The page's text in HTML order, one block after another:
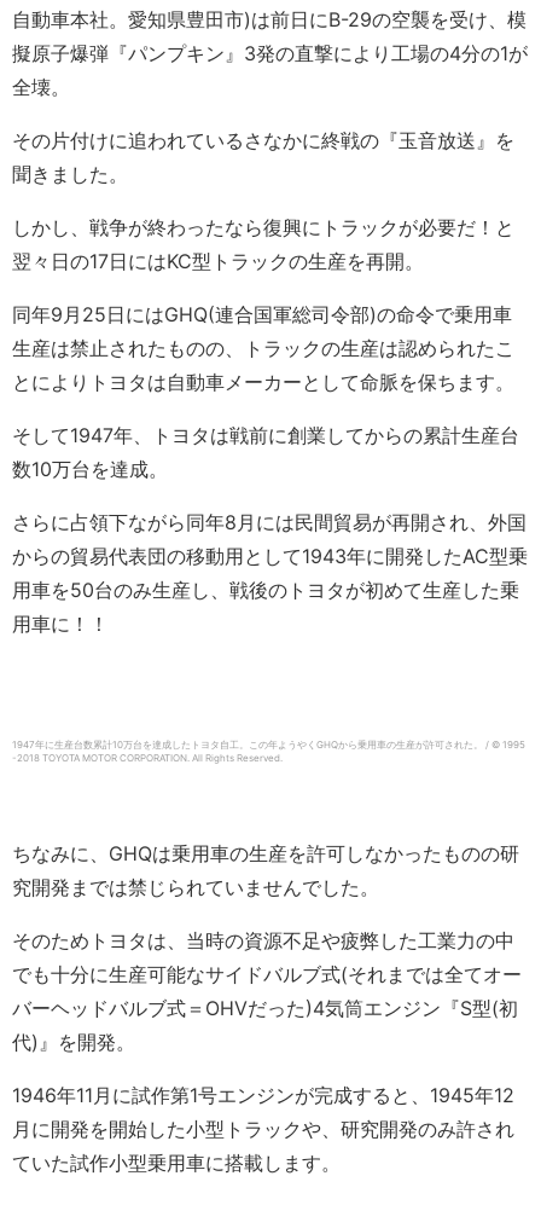
自動車本社。愛知県豊田市)は前日にB-29の空襲を受け、模
擬原子爆弾『パンプキン』3発の直撃により工場の4分の1が
全壊。
その片付けに追われているさなかに終戦の『玉音放送』を
聞きました。
しかし、戦争が終わったなら復興にトラックが必要だ！と
翌々日の17日にはKC型トラックの生産を再開。
同年9月25日にはGHQ(連合国軍総司令部)の命令で乗用車
生産は禁止されたものの、トラックの生産は認められたこ
とによりトヨタは自動車メーカーとして命脈を保ちます。
そして1947年、トヨタは戦前に創業してからの累計生産台
数10万台を達成。
さらに占領下ながら同年8月には民間貿易が再開され、外国
からの貿易代表団の移動用として1943年に開発したAC型乗
用車を50台のみ生産し、戦後のトヨタが初めて生産した乗
用車に！！
1947年に生産台数累計10万台を達成したトヨタ自工。この年ようやくGHQから乗用車の生産が許可された。 / © 1995
-2018 TOYOTA MOTOR CORPORATION. All Rights Reserved.
ちなみに、GHQは乗用車の生産を許可しなかったものの研
究開発までは禁じられていませんでした。
そのためトヨタは、当時の資源不足や疲弊した工業力の中
でも十分に生産可能なサイドバルブ式(それまでは全てオー
バーヘッドバルブ式＝OHVだった)4気筒エンジン『S型(初
代)』を開発。
1946年11月に試作第1号エンジンが完成すると、1945年12
月に開発を開始した小型トラックや、研究開発のみ許され
ていた試作小型乗用車に搭載します。